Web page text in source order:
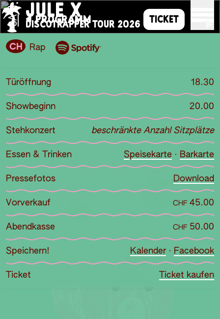
PROGRAMM TICKET
SA
JULE X
DISCOTRAPPER TOUR 2026
CH Rap
Türöffnung 18.30
Showbeginn 20.00
Stehkonzert beschränkte Anzahl Sitzplätze
Essen & Trinken Speisekarte · Barkarte
Pressefotos Download
Vorverkauf CHF45.00
Abendkasse CHF50.00
Speichern! Kalender · Facebook
Ticket Ticket kaufen